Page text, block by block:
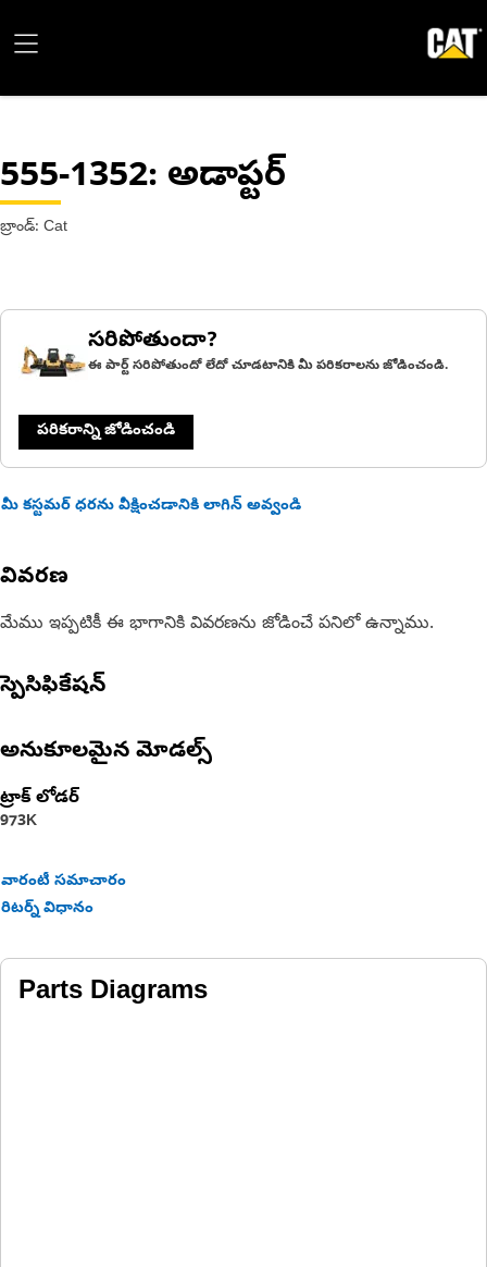
555-1352: అడాప్టర్
బ్రాండ్: Cat
సరిపోతుందా?
ఈ పార్ట్ సరిపోతుందో లేదో చూడటానికి మీ పరికరాలను జోడించండి.
పరికరాన్ని జోడించండి
మీ కస్టమర్ ధరను వీక్షించడానికి లాగిన్ అవ్వండి
వివరణ
మేము ఇప్పటికీ ఈ భాగానికి వివరణను జోడించే పనిలో ఉన్నాము.
స్పెసిఫికేషన్
అనుకూలమైన మోడల్స్
ట్రాక్ లోడర్
973K
వారంటీ సమాచారం
రిటర్న్ విధానం
Parts Diagrams